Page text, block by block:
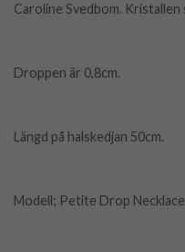
Caroline Svedbom. Kristallen
Droppen är 0,8cm.
Längd på halskedjan 50cm.
Modell; Petite Drop